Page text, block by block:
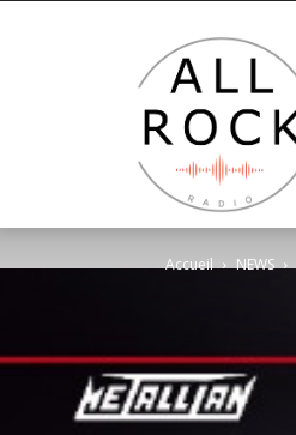
Accueil NEWS